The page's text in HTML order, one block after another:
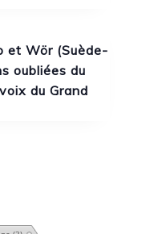
et Wör (Suède-
oubliées du
du Grand